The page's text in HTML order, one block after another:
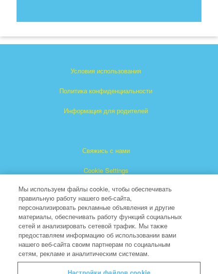
Условия использования
Политика конфиденциальности
Информация для родителей
Свяжись с нами
Cookie Settings
"Суперкнига" является зарегистрированной торговой
маркой The Christian Broadcasting Network, Inc.
Мы используем файлы cookie, чтобы обеспечивать
правильную работу нашего веб-сайта,
персонализировать рекламные объявления и другие
материалы, обеспечивать работу функций социальных
сетей и анализировать сетевой трафик. Мы также
предоставляем информацию об использовании вами
нашего веб-сайта своим партнерам по социальным
сетям, рекламе и аналитическим системам.